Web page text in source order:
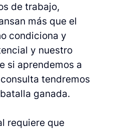
de trabajo,
más que el
condiciona y
y nuestro
si aprendemos a
tendremos
ganada.
requiere que